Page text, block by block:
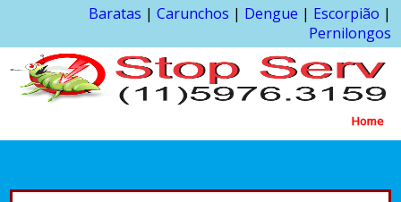
Baratas | Carunchos | Dengue | Escorpião |
Pernilongos
Home